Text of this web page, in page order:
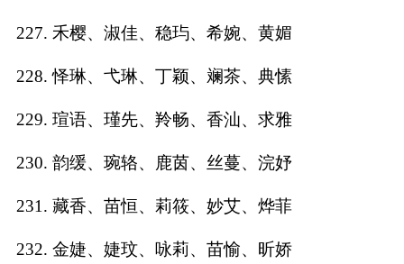
227. 禾樱、淑佳、稳玙、希婉、黄媚
228. 怿琳、弋琳、丁颖、斓茶、典愫
229. 瑄语、瑾先、羚畅、香汕、求雅
230. 韵缓、琬辂、鹿茵、丝蔓、浣妤
231. 藏香、苗恒、莉筱、妙艾、烨菲
232. 金婕、婕玟、咏莉、苗愉、昕娇